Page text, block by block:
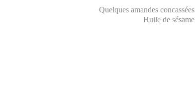
Quelques amandes concassées
Huile de sésame